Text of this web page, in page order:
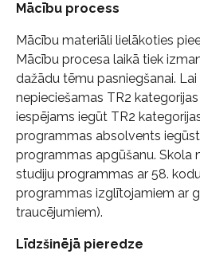
Mācību process
Mācību materiāli lielākoties
Mācību procesa laikā tiek
dažādu tēmu pasniegšanai.
nepieciešamas TR2
iespējams iegūt TR2
programmas absolvents
programmas apgūšanu. Skola
studiju programmas ar 58.
programmas izglītojamiem ar
traucējumiem).
Līdzšinējā pieredze